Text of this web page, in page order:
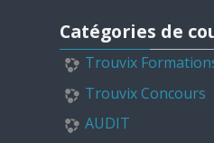
Catégories de
Trouvix
Trouvix Concours
AUDIT